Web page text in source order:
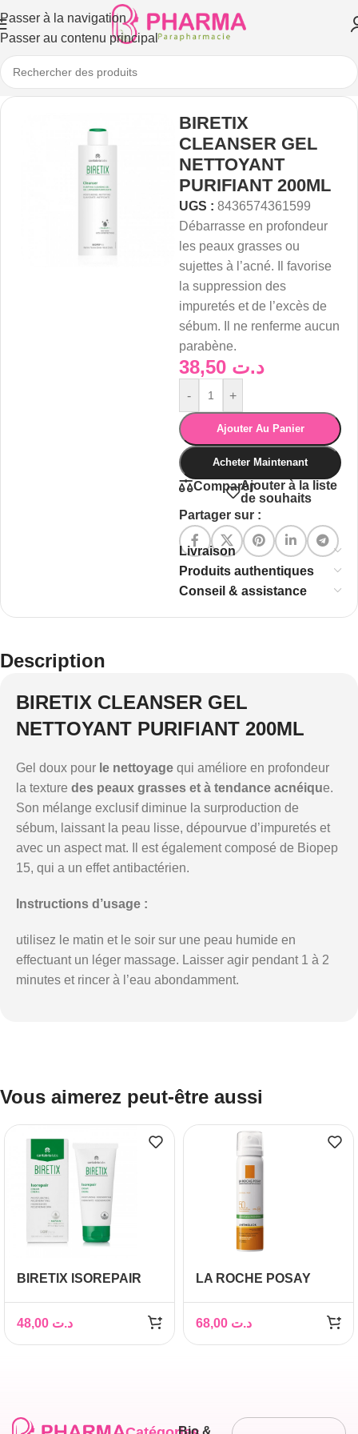
Passer à la navigation
Passer au contenu principal
BIRETIX
CLEANSER GEL
NETTOYANT
PURIFIANT 200ML
UGS : 8436574361599
Débarrasse en profondeur
les peaux grasses ou
sujettes à l’acné.
favorise
la suppression des
impuretés etde l’excès de
sébum.
ne renferme aucun
parabène.
د.ت
- +
Ajouter Au Panier
Acheter Maintenant
ComparerAjouter à la liste
de souhaits
Partager sur :
Livraison
Produits authentiques
Conseil & assistance
Description
BIRETIX CLEANSER GEL
NETTOYANT PURIFIANT 200ML
Gel doux pour le nettoyage qui améliore en profondeur
la texture des peaux grasses et à tendance acnéique.
Son mélange exclusifdiminue la surproduction de
sébum, laissant la peau lisse, dépourvue d’impuretés et
avec un aspect mat. estégalementcomposé de Biopep
15, qui a un effetantibactérien.
Instructions d’usage :
utilisez le matin et le soir sur une peau humide en
effectuant un léger massage. Laisser agir pendant 1 à 2
minutes et rincer à l’eau abondamment.
Vous aimerez peut-être aussi
BIRETIX ISOREPAIR
REGENERANTE 50ML
د.ت
LA ROCHE POSAY
SPF 50+ 75 ML
د.ت